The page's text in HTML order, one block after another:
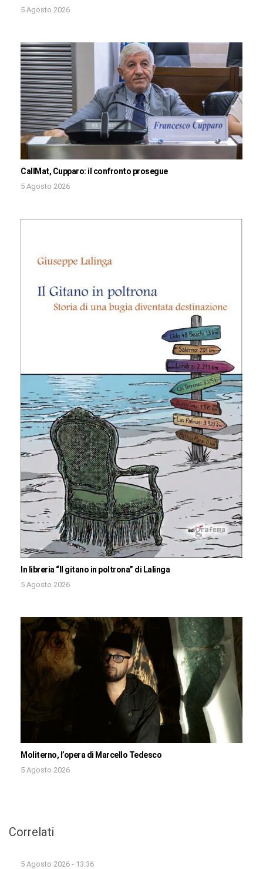
5 Agosto 2026
CallMat, Cupparo: il confronto prosegue
5 Agosto 2026
In libreria “Il gitano in poltrona” di Lalinga
5 Agosto 2026
Moliterno, l’opera di Marcello Tedesco
5 Agosto 2026
Correlati
5 Agosto 2026 - 13:36